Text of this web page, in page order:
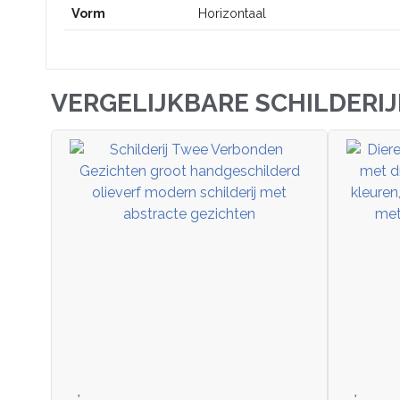
Vorm Horizontaal
VERGELIJKBARE